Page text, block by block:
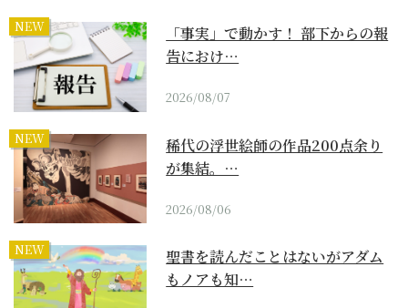
NEW
「事実」で動かす！ 部下からの報
告におけ…
2026/08/07
NEW
稀代の浮世絵師の作品200点余り
が集結。…
2026/08/06
NEW
聖書を読んだことはないがアダム
もノアも知…